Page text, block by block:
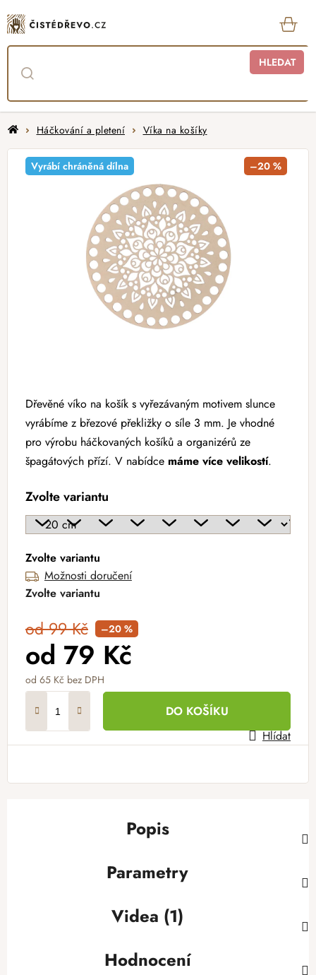
na
obsah
HLEDAT
DomůHáčkování a pletení Víka na košíky
Dřevěné víko na košík s vyřezávaným motivem slunce
vyrábíme z březové překližky o síle 3 mm. Je vhodné
pro výrobu háčkovaných košíků a organizérů ze
špagátových přízí. V nabídce máme více velikostí.
Zvolte variantu
Zvolte variantu
Možnosti doručení
Zvolte variantu
od 99 Kč –20 %
od 79 Kč
od 65 Kč bez DPH
DO KOŠÍKU
Hlídat
Vyrábí chráněná dílna –20 %
Popis
Parametry
Videa (1)
Hodnocení